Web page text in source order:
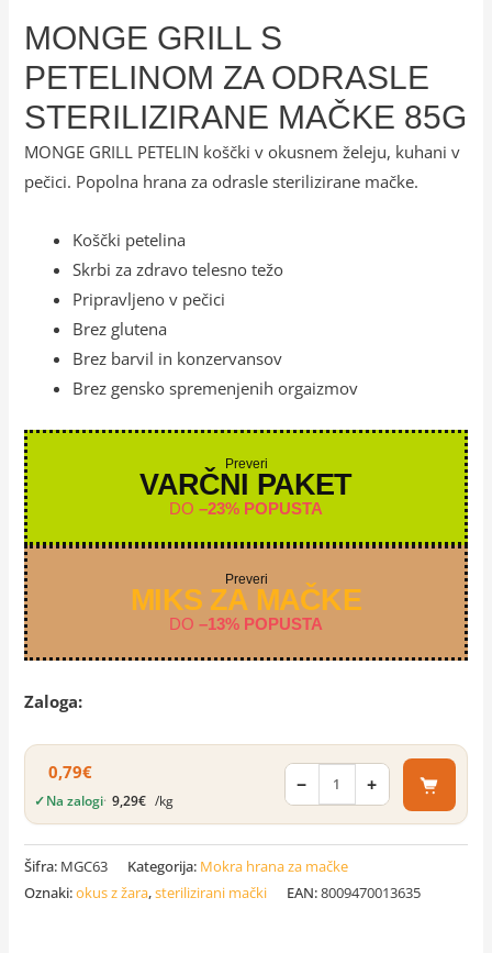
MONGE GRILL S
PETELINOM ZA ODRASLE
STERILIZIRANE MAČKE 85G
MONGE GRILL PETELIN koščki v okusnem želeju, kuhani v
pečici. Popolna hrana za odrasle sterilizirane mačke.
Koščki petelina
Skrbi za zdravo telesno težo
Pripravljeno v pečici
Brez glutena
Brez barvil in konzervansov
Brez gensko spremenjenih orgaizmov
Preveri
VARČNI PAKET
DO –23% POPUSTA
Preveri
MIKS ZA MAČKE
DO –13% POPUSTA
Zaloga:
0,79€
✓ Na zalogi· 9,29€ /kg
− +
Šifra: MGC63 Kategorija: Mokra hrana za mačke
Oznaki:okus z žara,sterilizirani mački EAN:8009470013635